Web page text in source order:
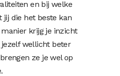
en bij welke
jij die het beste kan
krijg je inzicht
wellicht beter
ze je wel op